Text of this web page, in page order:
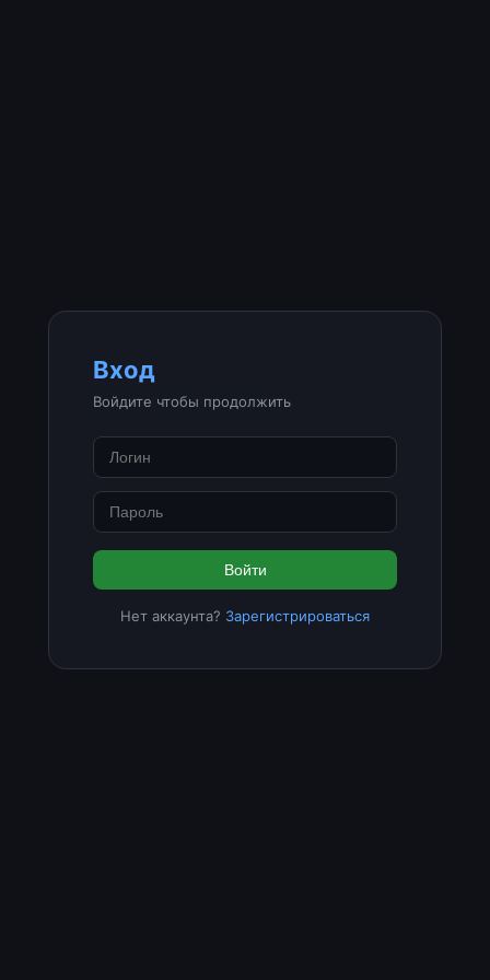
Вход
Войдите чтобы продолжить
Войти
Нет аккаунта? Зарегистрироваться